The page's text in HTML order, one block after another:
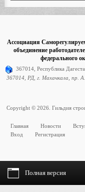
Ассоциация
объединение
федерального
367014, Республика
367014, РД, г. Махачкала, пр.
Copyright © 2026. Гильдия
Главная Новости
Вход
Регистрация
Полная версия